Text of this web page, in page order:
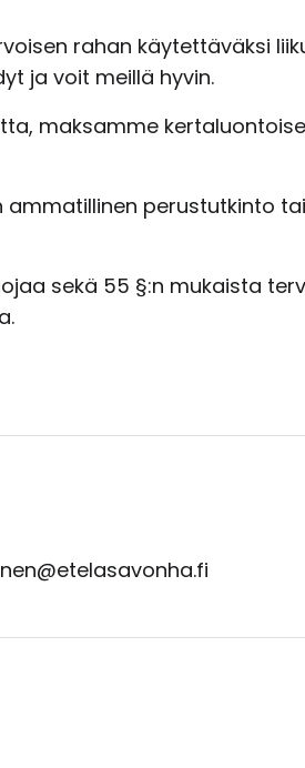
rahan käytettäväksi
ja voit meillä hyvin.
maksamme
perustutkinto
sekä 55 §:n mukaista